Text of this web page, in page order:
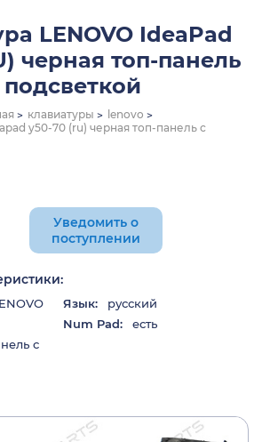
LENOVO IdeaPad
черная топ-панель
подсветкой
клавиатуры
lenovo
y50-70 (ru) черная топ-панель с
Уведомить о
поступлении
Язык:
русский
Num Pad:
есть
с